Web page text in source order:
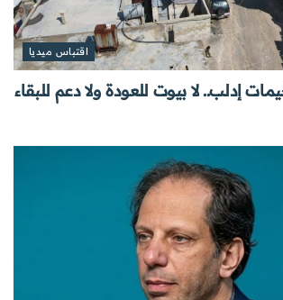
اقتباس ميديا
إدلب.. لا بيوت للعودة ولا دعم للبقاء